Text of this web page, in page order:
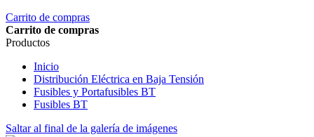
Carrito de compras
Carrito de compras
Productos
Inicio
Distribución Eléctrica en Baja Tensión
Fusibles y Portafusibles BT
Fusibles BT
Saltar al final de la galería de imágenes